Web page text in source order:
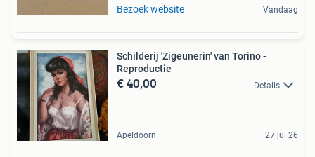
Bezoek website Vandaag
Schilderij 'Zigeunerin' van Torino -
Reproductie
€ 40,00 Details
Apeldoorn 27 jul 26